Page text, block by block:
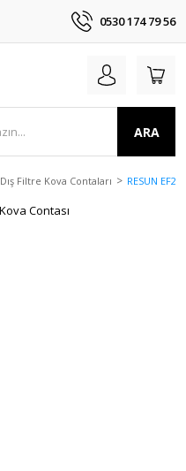
0530 174 79 56
ARA
Dış Filtre Kova Contaları RESUN